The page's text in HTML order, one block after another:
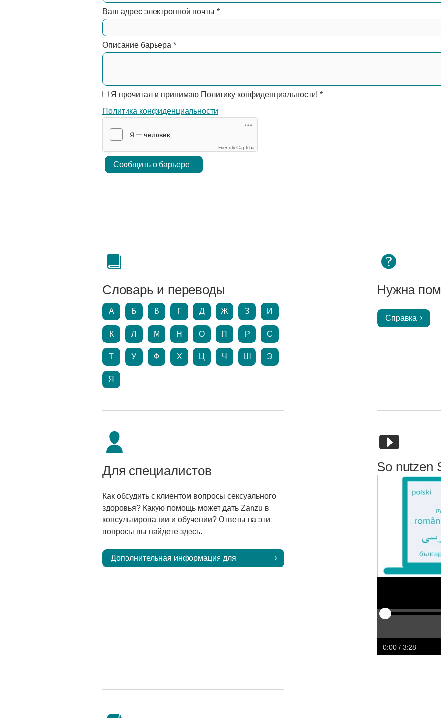
Ваш адрес электронной почты *
Описание барьера *
Я прочитал и принимаю Политику конфиденциальности! *
Политика конфиденциальности
Friendly Captcha
Сообщить о барьере
Словарь и переводы
А Б В Г Д Ж З И
К Л М Н О П Р С
Т У Ф Х Ц Ч Ш Э
Я
Нужна
Справка
Для специалистов
Как обсудить с клиентом вопросы сексуального
здоровья? Какую помощь может дать Zanzu в
консультировании и обучении? Ответы на эти
вопросы вы найдете здесь.
Дополнительная информация для
So nutzen
0:00 / 3:28